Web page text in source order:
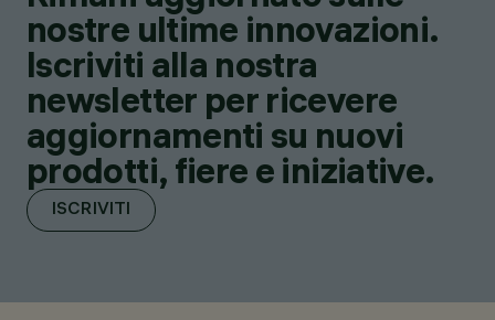
nostre ultime innovazioni.
Iscriviti alla nostra
newsletter per ricevere
aggiornamenti su nuovi
prodotti, fiere e iniziative.
ISCRIVITI